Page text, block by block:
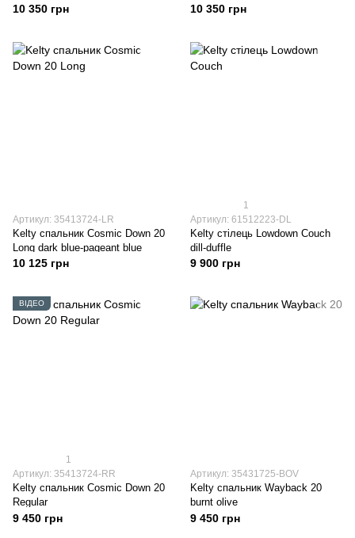
10 350 грн 10 350 грн
Артикул: 35413724-LR
Kelty спальник Cosmic Down 20
Long dark blue-pageant blue
10 125 грн
1
Артикул: 61512223-DL
Kelty стілець Lowdown Couch
dill-duffle
9 900 грн
ВІДЕО
1
Артикул: 35413724-RR
Kelty спальник Cosmic Down 20
Regular
9 450 грн
Артикул: 35431725-BOV
Kelty спальник Wayback 20
burnt olive
9 450 грн